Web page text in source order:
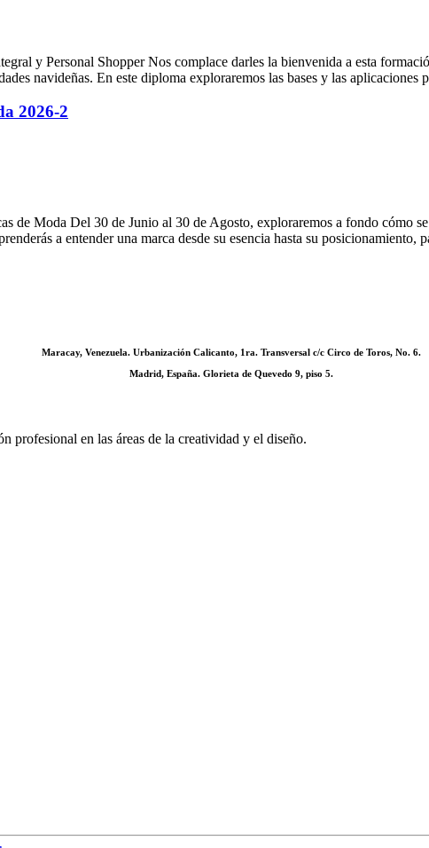
y Personal Shopper Nos complace darles la bienvenida a esta
navideñas. En este diploma exploraremos las bases y las
2026-2
de Moda Del 30 de Junio al 30 de Agosto, exploraremos a fondo cómo
a entender una marca desde su esencia hasta su
Maracay, Venezuela. Urbanización Calicanto, 1ra. Transversal c/c Circo de Toros, No. 6.
Madrid, España. Glorieta de Quevedo 9, piso 5.
profesional en las áreas de la creatividad y el diseño.